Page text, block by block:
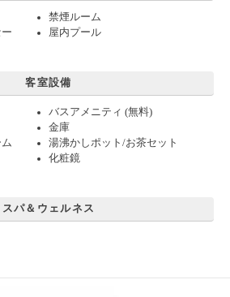
禁煙ルーム
屋内プール
客室設備
バスアメニティ (無料)
金庫
湯沸かしポット/お茶セット
化粧鏡
スパ＆ウェルネス